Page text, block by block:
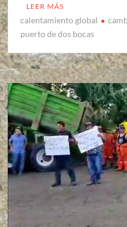
LEER MÁS
calentamiento global
puerto de dos bocas